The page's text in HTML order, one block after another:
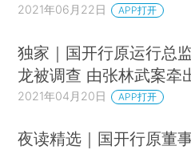
2021年06月22日 APP打开
独家｜国开行原运行总
龙被调查 由张林武案牵
2021年04月20日 APP打开
夜读精选｜国开行原董